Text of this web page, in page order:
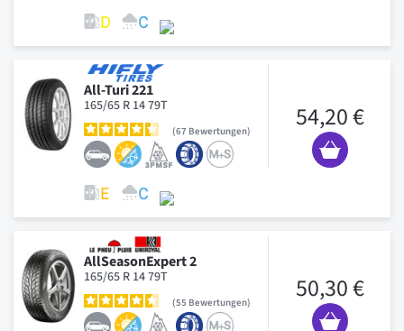
All-Turi 221
165/65 R 14 79T
67 Bewertungen 54,20 €
AllSeasonExpert 2
165/65 R 14 79T
55 Bewertungen 50,30 €